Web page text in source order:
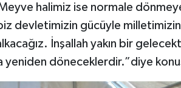
halimiz ise normale dönmeye
devletimizin gücüyle
İnşallah yakın bir
yeniden döneceklerdir.”diye